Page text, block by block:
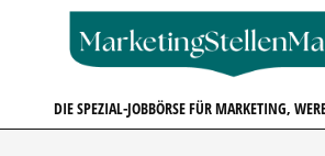
DIE SPEZIAL-JOBBÖRSE FÜR MARKETING,